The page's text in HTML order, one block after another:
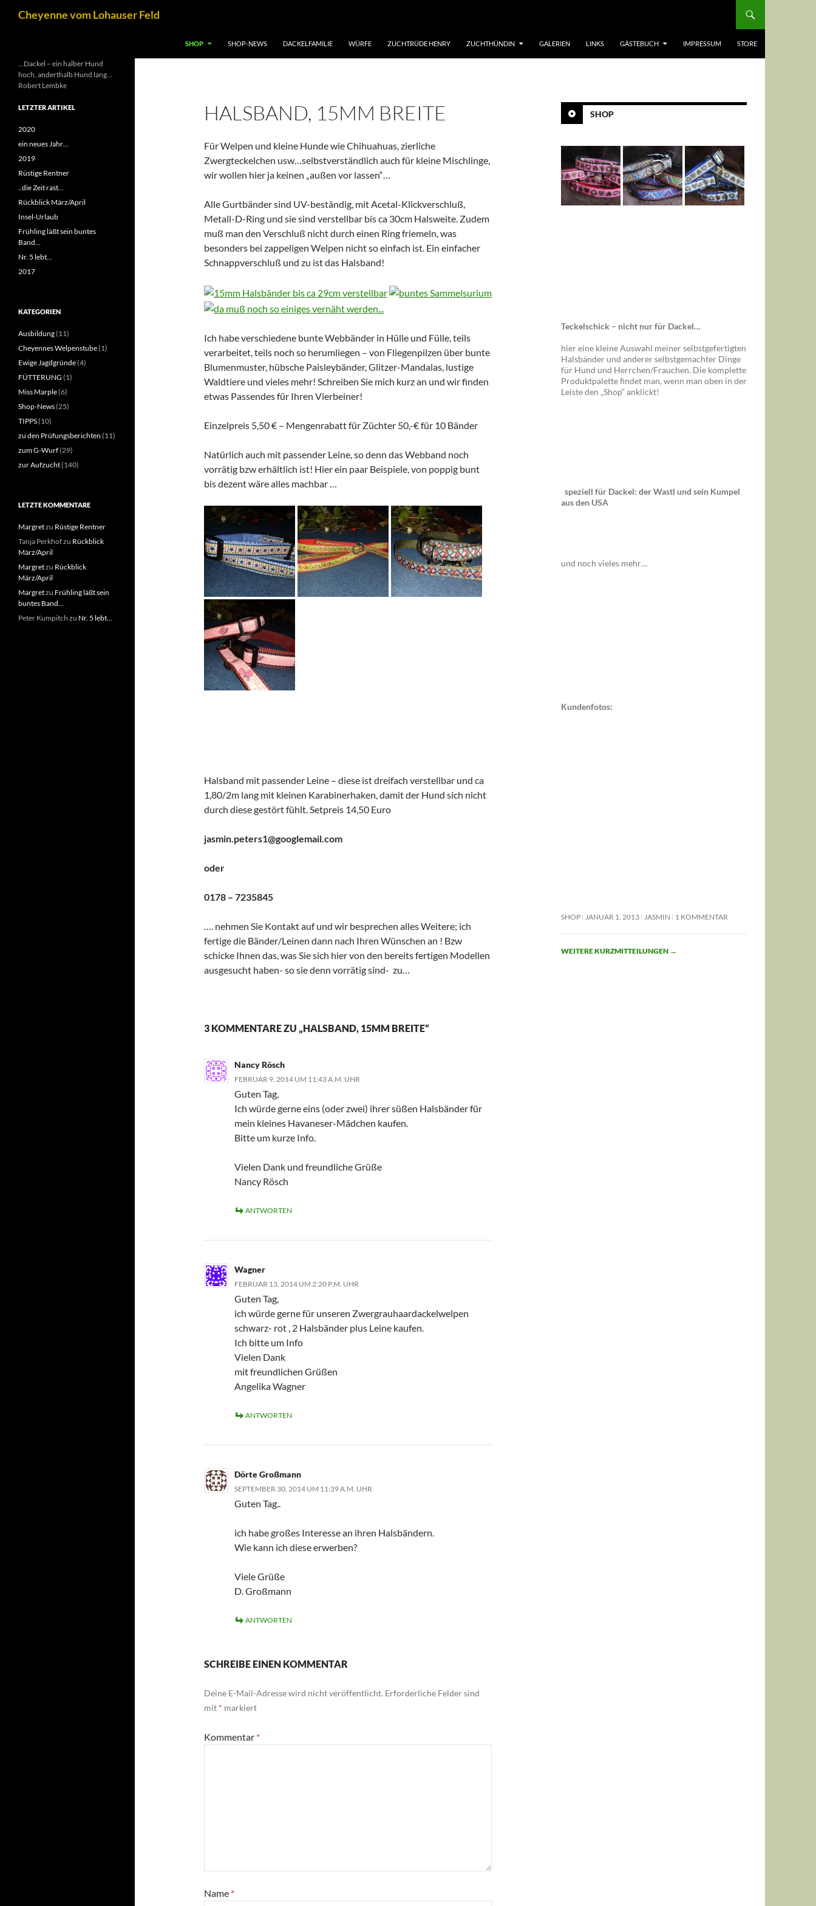
InhaltCheyenne vom Lohauser Feld
SHOP SHOP-NEWS DACKELFAMILIE WÜRFE ZUCHTRÜDE HENRY ZUCHTHÜNDIN GALERIEN LINKS GÄSTEBUCH IMPRESSUM STORE
HALSBAND, 15MM BREITE
Für Welpen und kleine Hunde wie Chihuahuas, zierliche
Zwergteckelchen usw…selbstverständlich auch für kleine Mischlinge,
wir wollen hier ja keinen „außen vor lassen“…
Alle Gurtbänder sind UV-beständig, mit Acetal-Klickverschluß,
Metall-D-Ring und sie sind verstellbar bis ca 30cm Halsweite. Zudem
muß man den Verschluß nicht durch einen Ring friemeln, was
besonders bei zappeligen Welpen nicht so einfach ist. Ein einfacher
Schnappverschluß und zu ist das Halsband!
Ich habe verschiedene bunte Webbänder in Hülle und Fülle, teils
verarbeitet, teils noch so herumliegen – von Fliegenpilzen über bunte
Blumenmuster, hübsche Paisleybänder, Glitzer-Mandalas, lustige
Waldtiere und vieles mehr! Schreiben Sie mich kurz an und wir finden
etwas Passendes für Ihren Vierbeiner!
Einzelpreis 5,50 € – Mengenrabatt für Züchter 50,-€ für 10 Bänder
Natürlich auch mit passender Leine, so denn das Webband noch
vorrätig bzw erhältlich ist! Hier ein paar Beispiele, von poppig bunt
bis dezent wäre alles machbar …
Halsband mit passender Leine – diese ist dreifach verstellbar und ca
1,80/2m lang mit kleinen Karabinerhaken, damit der Hund sich nicht
durch diese gestört fühlt. Setpreis 14,50 Euro
jasmin.peters1@googlemail.com
oder
0178 – 7235845
…. nehmen Sie Kontakt auf und wir besprechen alles Weitere; ich
fertige die Bänder/Leinen dann nach Ihren Wünschen an ! Bzw
schicke Ihnen das, was Sie sich hier von den bereits fertigen Modellen
ausgesucht haben- so sie denn vorrätig sind- zu…
3 KOMMENTARE ZU „HALSBAND, 15MM BREITE“
Nancy Rösch
FEBRUAR 9, 2014 UM 11:43 A.M. UHR
Guten Tag,
Ich würde gerne eins (oder zwei) ihrer süßen Halsbänder für
mein kleines Havaneser-Mädchen kaufen.
Bitte um kurze Info.
Vielen Dank und freundliche Grüße
Nancy Rösch
ANTWORTEN
Wagner
FEBRUAR 13, 2014 UM 2:20 P.M. UHR
Guten Tag,
ich würde gerne für unseren Zwergrauhaardackelwelpen
schwarz- rot , 2 Halsbänder plus Leine kaufen.
Ich bitte um Info
Vielen Dank
mit freundlichen Grüßen
Angelika Wagner
ANTWORTEN
Dörte Großmann
SEPTEMBER 30, 2014 UM 11:39 A.M. UHR
Guten Tag..
ich habe großes Interesse an ihren Halsbändern.
Wie kann ich diese erwerben?
Viele Grüße
D. Großmann
ANTWORTEN
SCHREIBE EINEN KOMMENTAR
Deine E-Mail-Adresse wird nicht veröffentlicht. Erforderliche Felder sind
mit * markiert
Kommentar *
Name *
SHOP
Teckelschick – nicht nur für Dackel…
hier eine kleine Auswahl meiner selbstgefertigten
Halsbänder und anderer selbstgemachter Dinge
für Hund und Herrchen/Frauchen. Die komplette
Produktpalette findet man, wenn man oben in der
Leiste den „Shop“ anklickt!
speziell für Dackel: der Wastl und sein Kumpel
aus den USA
und noch vieles mehr…
Kundenfotos:
SHOP JANUAR 1, 2013 JASMIN 1 KOMMENTAR
WEITERE KURZMITTEILUNGEN →
…Dackel – ein halber Hund
hoch, anderthalb Hund lang…
Robert Lembke
LETZTER ARTIKEL
2020
ein neues Jahr…
2019
Rüstige Rentner
..die Zeit rast…
Rückblick März/April
Insel-Urlaub
Frühling läßt sein buntes
Band…
Nr. 5 lebt…
2017
KATEGORIEN
Ausbildung(11)
Cheyennes Welpenstube(1)
Ewige Jagdgründe(4)
FÜTTERUNG (1)
Miss Marple(6)
Shop-News(25)
TIPPS(10)
zu den Prüfungsberichten (11)
zum G-Wurf(29)
zur Aufzucht(140)
LETZTE KOMMENTARE
Margretzu Rüstige Rentner
Tanja Perkhofzu Rückblick
März/April
Margretzu Rückblick
März/April
Margretzu Frühling läßt sein
buntes Band…
Peter Kumpitch zu Nr. 5 lebt…